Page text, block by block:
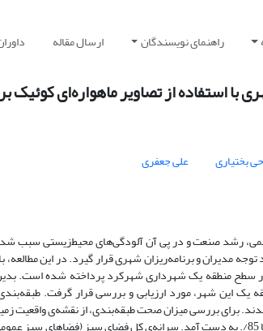
راهنمای نویسندگان ارسال مقاله
استفاده از تصاویر ماهواره‌ای
بختیاری
علی جعفری
رشد صنعت و در پی آن آلودگی‌های محیط‌زیستی سبب
مدیران و برنامه‌ریزان شهری قرار گیرد. در این مطالعه،